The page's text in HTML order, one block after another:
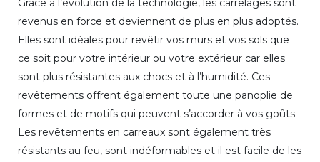
Grâce à l’évolution de la technologie, les carrelages sont
revenus en force et deviennent de plus en plus adoptés.
Elles sont idéales pour revêtir vos murs et vos sols que
ce soit pour votre intérieur ou votre extérieur car elles
sont plus résistantes aux chocs et à l’humidité. Ces
revêtements offrent également toute une panoplie de
formes et de motifs qui peuvent s’accorder à vos goûts.
Les revêtements en carreaux sont également très
résistants au feu, sont indéformables et il est facile de les